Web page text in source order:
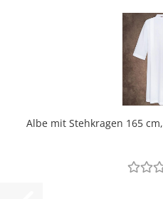
Albe mit Stehkragen 165